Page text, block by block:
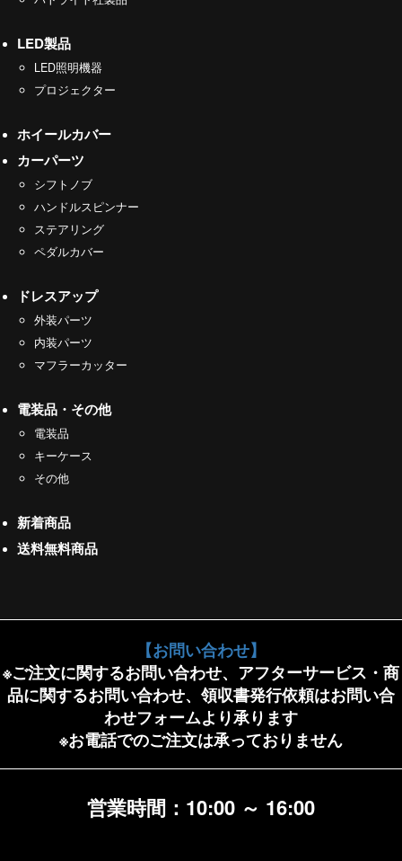
LED製品
LED照明機器
プロジェクター
ホイールカバー
カーパーツ
シフトノブ
ハンドルスピンナー
ステアリング
ペダルカバー
ドレスアップ
外装パーツ
内装パーツ
マフラーカッター
電装品・その他
電装品
キーケース
その他
新着商品
送料無料商品
【お問い合わせ】
※ご注文に関するお問い合わせ、アフターサービス・商
品に関するお問い合わせ、領収書発行依頼はお問い合
わせフォームより承ります
※お電話でのご注文は承っておりません
営業時間：10:00 ～ 16:00